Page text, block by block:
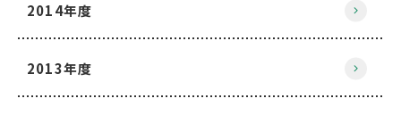
2014年度
2013年度